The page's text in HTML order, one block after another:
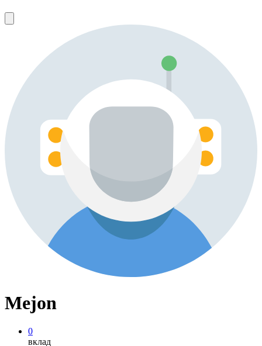
Mejon
0
вклад